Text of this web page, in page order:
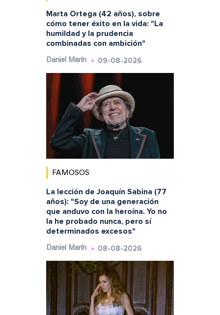
Marta Ortega (42 años), sobre
cómo tener éxito en la vida: "La
humildad y la prudencia
combinadas con ambición"
Daniel Marín 09-08-2026
FAMOSOS
La lección de Joaquín Sabina (77
años): "Soy de una generación
que anduvo con la heroína. Yo no
la he probado nunca, pero sí
determinados excesos"
Daniel Marín 08-08-2026